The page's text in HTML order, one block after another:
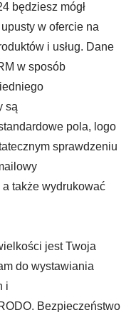
będziesz mógł
w ofercie na
i usług. Dane
w sposób
są
pola, logo
sprawdzeniu
także wydrukować
jest Twoja
do wystawiania
i
Bezpieczeństwo